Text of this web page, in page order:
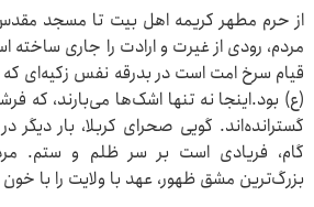
از حرم مطهر کریمه اهل بیت تا مسجد
مردم، رودی از غیرت و ارادت را جاری ساخته
قیام سرخ امت است در بدرقه نفس زکیه‌ای
(ع) بود.اینجا نه تنها اشک‌ها می‌بارند، که
گسترانده‌اند. گویی صحرای کربلا، بار
گام، فریادی است بر سر ظلم و ستم.
بزرگ‌ترین مشق ظهور، عهد با ولایت را با